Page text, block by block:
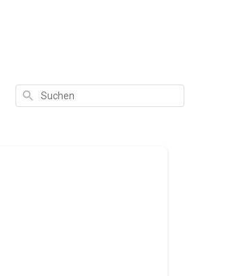
Suchen